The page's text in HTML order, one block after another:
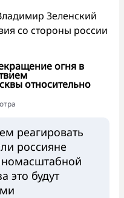
Зеленский
со стороны россии
огня в
относительно
реагировать
россияне
это будут